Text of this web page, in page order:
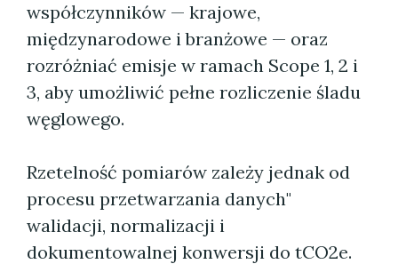
współczynników — krajowe,
międzynarodowe i branżowe — oraz
rozróżniać emisje w ramach Scope 1, 2 i
3, aby umożliwić pełne rozliczenie śladu
węglowego.
Rzetelność pomiarów zależy jednak od
procesu przetwarzania danych"
walidacji, normalizacji i
dokumentowalnej konwersji do tCO2e.